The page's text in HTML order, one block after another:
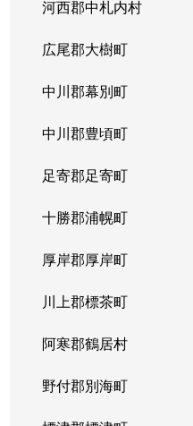
河西郡中札内村
広尾郡大樹町
中川郡幕別町
中川郡豊頃町
足寄郡足寄町
十勝郡浦幌町
厚岸郡厚岸町
川上郡標茶町
阿寒郡鶴居村
野付郡別海町